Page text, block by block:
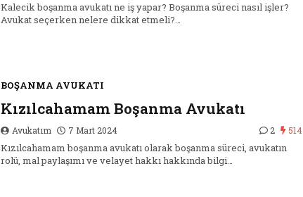
Kalecik boşanma avukatı ne iş yapar? Boşanma süreci nasıl işler?
Avukat seçerken nelere dikkat etmeli?…
BOŞANMA AVUKATI
Kızılcahamam Boşanma Avukatı
Avukatım 7 Mart 2024 2 514
Kızılcahamam boşanma avukatı olarak boşanma süreci, avukatın
rolü, mal paylaşımı ve velayet hakkı hakkında bilgi…